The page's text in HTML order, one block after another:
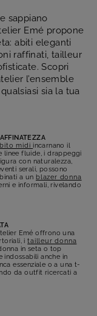
sappiano
Emé propone
abiti eleganti
raffinati, tailleur
Scopri
l’ensemble
sia la tua
midi incarnano il
linee fluide, i drappeggi
con naturalezza,
serali, possono
a un blazer donna
e informali, rivelando
Emé offrono una
itailleur donna
in seta o top
indossabili anche in
essenziale o a una t-
da outfit ricercati a